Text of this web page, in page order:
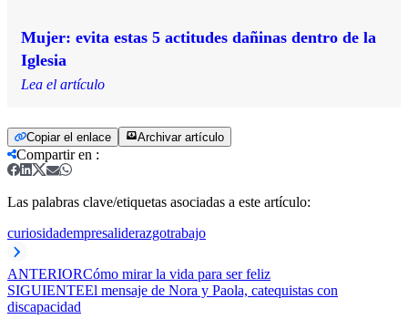
Mujer: evita estas 5 actitudes dañinas dentro de la
Iglesia
Lea el artículo
Copiar el enlace Archivar artículo
Compartir en :
Las palabras clave/etiquetas asociadas a este artículo:
curiosidadempresaliderazgotrabajo
ANTERIORCómo mirar la vida para ser feliz
SIGUIENTEEl mensaje de Nora y Paola, catequistas con
discapacidad